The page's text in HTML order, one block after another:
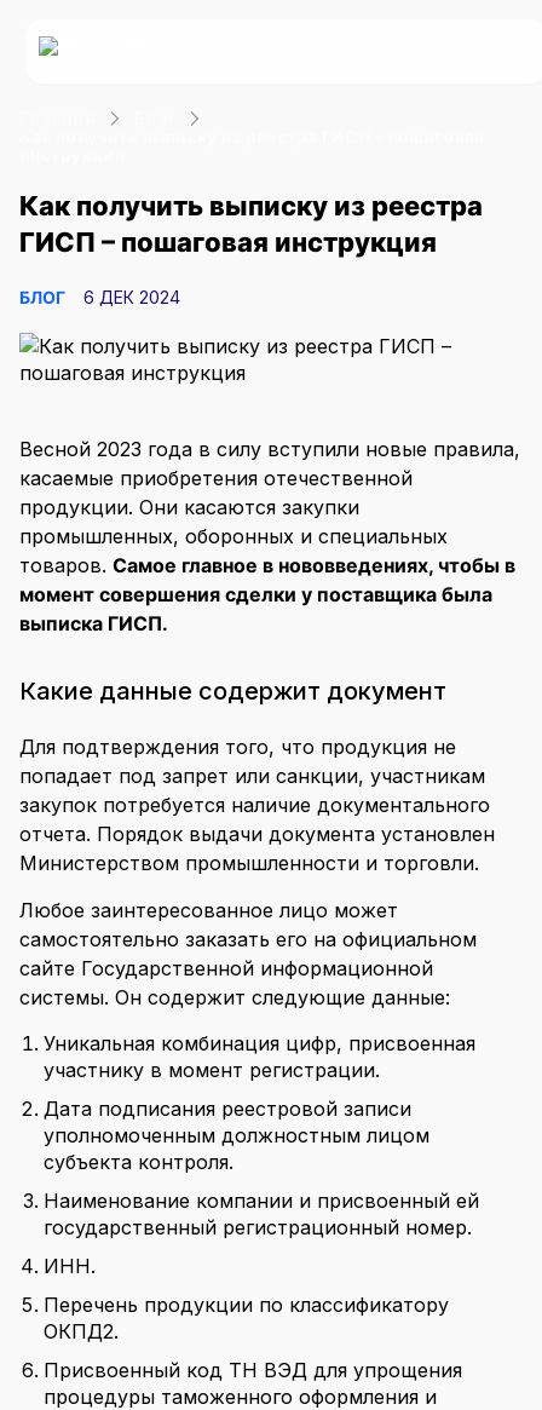
Статус
Статус резидента Сколково
Минпромторг
Включение в Реестр
Минпромторга
ИТ
Реестр российского ПО
Техдокументация для ПО
Интеллектуальная
собственность
Привлечение
финансирования
Привлечение инвестиций
Льготное кредитование
Отчетность по гранту ФСИ
Разработка ПО
Офсетные контракты
ГЧП-контракты
Блог
Как получить выписку из реестра
ГИСП – пошаговая инструкция
БЛОГ 6 ДЕК 2024
Весной 2023 года в силу вступили новые правила,
касаемые приобретения отечественной
продукции. Они касаются закупки
промышленных, оборонных и специальных
товаров. Самое главное в нововведениях, чтобы в
момент совершения сделки у поставщика была
выписка ГИСП.
Какие данные содержит документ
Для подтверждения того, что продукция не
попадает под запрет или санкции, участникам
закупок потребуется наличие документального
отчета. Порядок выдачи документа установлен
Министерством промышленности и торговли.
Любое заинтересованное лицо может
самостоятельно заказать его на официальном
сайте Государственной информационной
системы. Он содержит следующие данные:
Уникальная комбинация цифр, присвоенная
участнику в момент регистрации.
Дата подписания реестровой записи
уполномоченным должностным лицом
субъекта контроля.
Наименование компании и присвоенный ей
государственный регистрационный номер.
ИНН.
Перечень продукции по классификатору
ОКПД2.
Присвоенный код ТН ВЭД для упрощения
процедуры таможенного оформления и